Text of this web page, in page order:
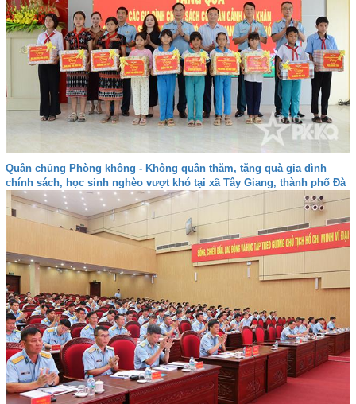
Quân chủng Phòng không - Không quân thăm, tặng quà gia đình
chính sách, học sinh nghèo vượt khó tại xã Tây Giang, thành phố Đà
nẵng